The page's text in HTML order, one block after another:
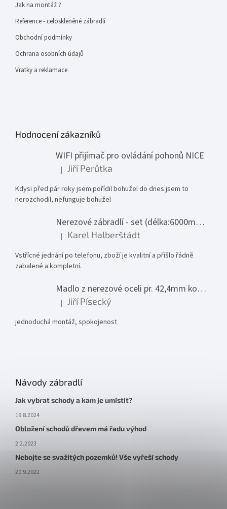
Jak na montáž ?
Reference - celoskleněné zábradlí
Obchodní podmínky
Ochrana osobních údajů
Vratky a reklamace
Hodnocení zákazníků
WIFI přijímač pro ovládání pohonů NICE
Hodnocení produktu je 1 z 5 hvězdiček.
| Jiří Perůtka
Kdysi před pár roky jsem pořídil bohužel do dnes jsem to
nerozchodil, nefunguje bohužel
Nerezové zábradlí - set (délka:6000mm x výška:1000mm)
Hodnocení produktu je 5 z 5 hvězdiček.
| Karel Halberštádt
Vstřícné jednání po telefonu, zboží je kvalitní a přišlo řádně
zabalené a kompletní.
Madlo z nerezové oceli pr. 42,4mm komplet - model 0116 - 3000mm
Hodnocení produktu je 5 z 5 hvězdiček.
| Jiří Písecký
jednoduchá montáž, spokojenost
Návody zábradlí
Jak vybrat schody a kam je umístit?
19.8.2024
Obložení schodů dřevem má řadu výhod
2.2.2023
Nebojte se svažitých pozemků! Vše vyřeší schody
20.9.2022